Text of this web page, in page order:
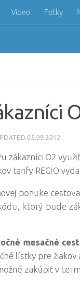
Video Fotky
05.09.2012
zákazníci O2
tarify REGIO
ponuke
ktorý bude
mesačné
lístky pre
zakúpiť v